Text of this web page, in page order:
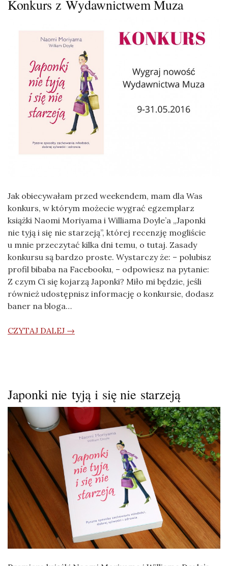
Konkurs z Wydawnictwem Muza
Jak obiecywałam przed weekendem, mam dla Was
konkurs, w którym możecie wygrać egzemplarz
książki Naomi Moriyama i Williama Doyle’a „Japonki
nie tyją i się nie starzeją”, której recenzję mogliście
u mnie przeczytać kilka dni temu, o tutaj. Zasady
konkursu są bardzo proste. Wystarczy że: – polubisz
profil bibaba na Facebooku, – odpowiesz na pytanie:
Z czym Ci się kojarzą Japonki? Miło mi będzie, jeśli
również udostępnisz informację o konkursie, dodasz
baner na bloga…
CZYTAJ DALEJ →
Japonki nie tyją i się nie starzeją